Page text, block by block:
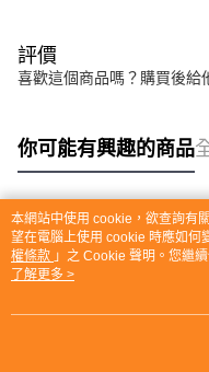
評價
喜歡這個商品嗎？購買後給
你可能有興趣的商品
熱門標籤
本網站中使用 cookie，欲查詢有
望在電腦上使用 cookie 時應如何
權條款 」之 Cookie 聲明。您繼
用條款之 Cookie 聲明使用 cookie
了解更多 >